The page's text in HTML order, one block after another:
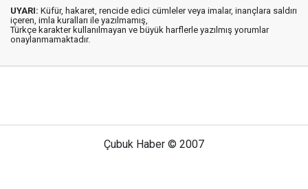
UYARI: Küfür, hakaret, rencide edici cümleler veya imalar, inançlara saldırı
içeren, imla kuralları ile yazılmamış,
Türkçe karakter kullanılmayan ve büyük harflerle yazılmış yorumlar
onaylanmamaktadır.
Çubuk Haber © 2007